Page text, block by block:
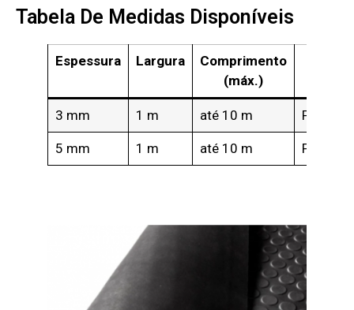
Tabela De Medidas Disponíveis
Espessura Largura
Comprimento
(máx.)
3 mm 1 m até 10 m Preto
5 mm 1 m até 10 m Preto